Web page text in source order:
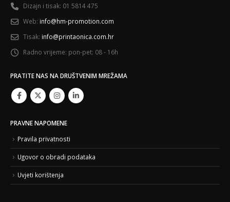
Dizajn i tisak: 01 5814 475
Web: info@hm-promotion.com
Tisak: info@printaonica.com.hr
Radno vrijeme: pon-pet: 08 - 16h
PRATITE NAS NA DRUŠTVENIM MREŽAMA
PRAVNE NAPOMENE
Pravila privatnosti
Ugovor o obradi podataka
Uvjeti korištenja